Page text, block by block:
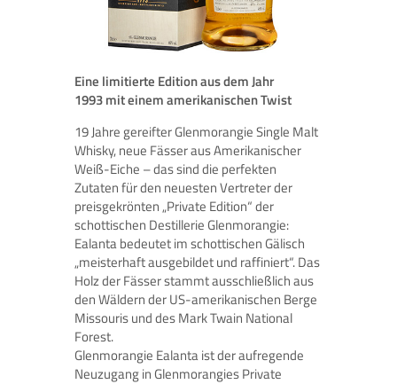
Eine limitierte Edition aus dem Jahr
1993mit einem amerikanischen Twist
19 Jahre gereifter Glenmorangie Single Malt
Whisky, neue Fässer aus Amerikanischer
Weiß-Eiche – das sind die perfekten
Zutaten für den neuesten Vertreter der
preisgekrönten „Private Edition“ der
schottischen Destillerie Glenmorangie:
Ealanta bedeutet im schottischen Gälisch
„meisterhaft ausgebildet und raffiniert“. Das
Holz der Fässer stammt ausschließlich aus
den Wäldern der US-amerikanischen Berge
Missouris und des Mark Twain National
Forest.
Glenmorangie Ealanta ist der aufregende
Neuzugang in Glenmorangies Private